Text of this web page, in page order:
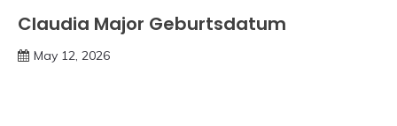
Trends
Claudia Major Geburtsdatum
May 12, 2026